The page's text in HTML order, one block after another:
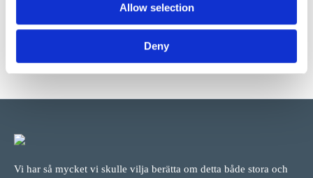
Allow selection
Deny
43 000:-
Vi har så mycket vi skulle vilja berätta om detta både stora och